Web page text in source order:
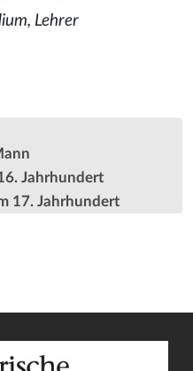
Lehrer
Jahrhundert
17. Jahrhundert